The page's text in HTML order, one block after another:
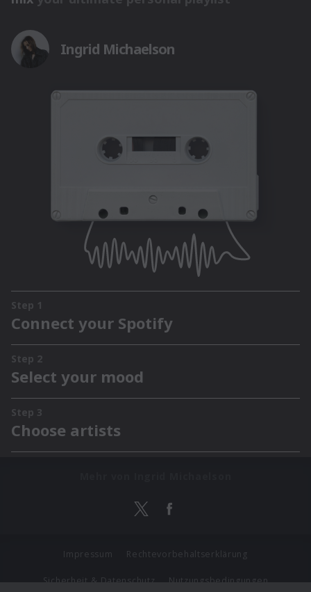
Impressum Rechtevorbehaltserklärung
Sicherheit & Datenschutz Nutzungsbedingungen